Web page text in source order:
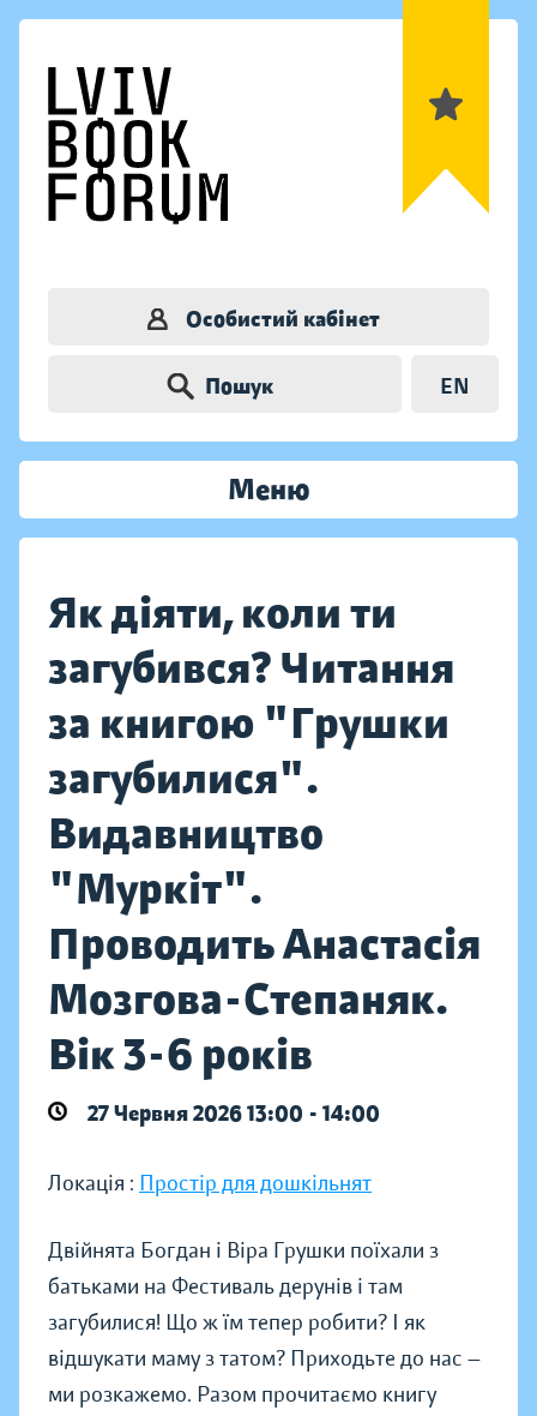
Особистий кабінет
Пошук EN
Меню
Як діяти, коли ти
загубився? Читання
за книгою "Грушки
загубилися".
Видавництво
"Муркіт".
Проводить Анастасія
Мозгова-Степаняк.
Вік 3-6 років
27 Червня 2026 13:00 - 14:00
Локація : Простір для дошкільнят
Двійнята Богдан і Віра Грушки поїхали з
батьками на Фестиваль дерунів і там
загубилися! Що ж їм тепер робити? І як
відшукати маму з татом? Приходьте до нас —
ми розкажемо. Разом прочитаємо книгу